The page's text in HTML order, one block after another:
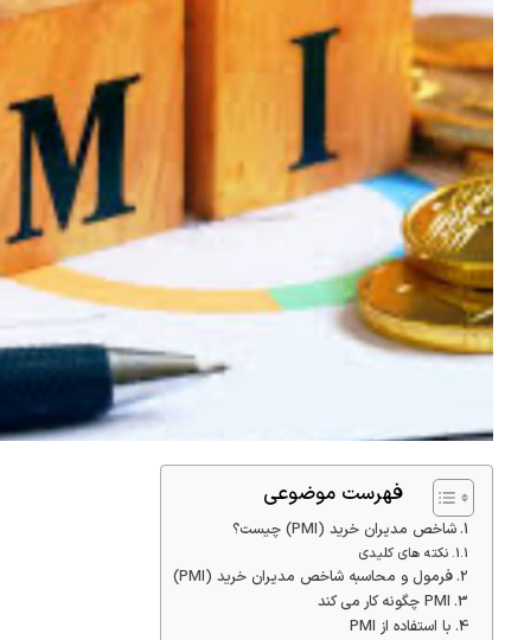
فهرست موضوعی
شاخص مدیران خرید (PMI) چیست؟
نکته های کلیدی
فرمول و محاسبه شاخص مدیران خرید (PMI)
PMI چگونه کار می کند
با استفاده از PMI